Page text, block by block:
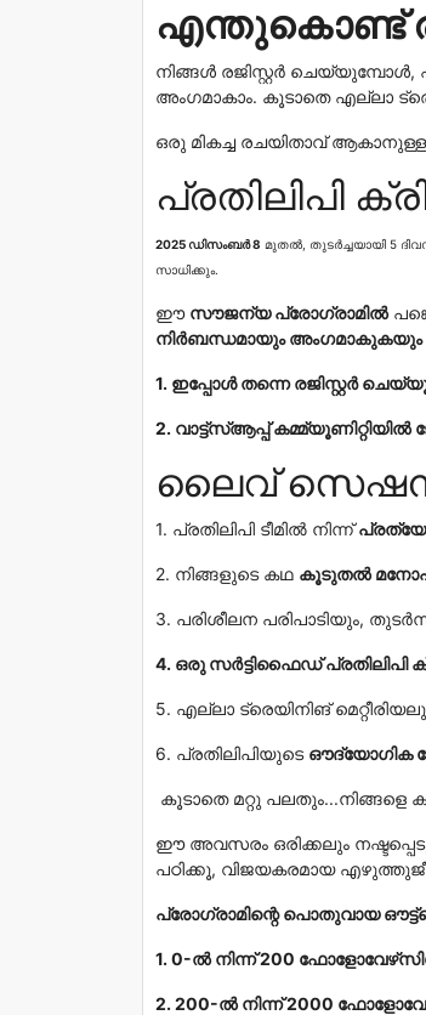
എന്തുകൊണ്ട്
നിങ്ങൾ രജിസ്റ്റർ
അംഗമാകാം. കൂടാതെ എല്ലാ
ഒരു മികച്ച രചയിതാവ്
പ്രതിലിപി
2025 ഡിസംബർ 8 മുതൽ, തുടർച്ചയായി 5
സാധിക്കും.
ഈ സൗജന്യ പ്രോഗ്രാമിൽ
നിർബന്ധമായും
1. ഇപ്പോൾ തന്നെ രജിസ്റ്റർ
2. വാട്ട്സ്ആപ്പ്
ലൈവ്
1. പ്രതിലിപി ടീമിൽ നിന്ന്
2. നിങ്ങളുടെ കഥ കൂടുതൽ
3. പരിശീലന പരിപാടിയും,
4. ഒരു സർട്ടിഫൈഡ് പ്രതിലിപി
5. എല്ലാ ട്രെയിനിങ്
6. പ്രതിലിപിയുടെ ഔദ്യോഗിക
കൂടാതെ മറ്റു പലതും...നിങ്ങളെ
ഈ അവസരം ഒരിക്കലും
പഠിക്കൂ, വിജയകരമായ
പ്രോഗ്രാമിന്റെ പൊതുവായ
1. 0-ൽ നിന്ന് 200
2. 200-ൽ നിന്ന് 2000